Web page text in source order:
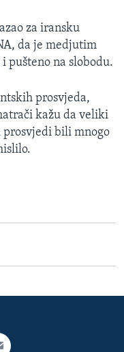
za iransku
da je medjutim
pušteno na slobodu.
prosvjeda,
kažu da veliki
prosvjedi bili mnogo